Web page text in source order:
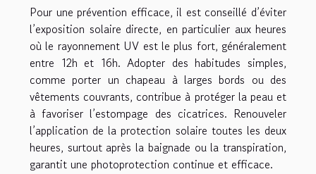
Pour une prévention efficace, il est conseillé d’éviter
l’exposition solaire directe, en particulier aux heures
où le rayonnement UV est le plus fort, généralement
entre 12h et 16h. Adopter des habitudes simples,
comme porter un chapeau à larges bords ou des
vêtements couvrants, contribue à protéger la peau et
à favoriser l’estompage des cicatrices. Renouveler
l’application de la protection solaire toutes les deux
heures, surtout après la baignade ou la transpiration,
garantit une photoprotection continue et efficace.